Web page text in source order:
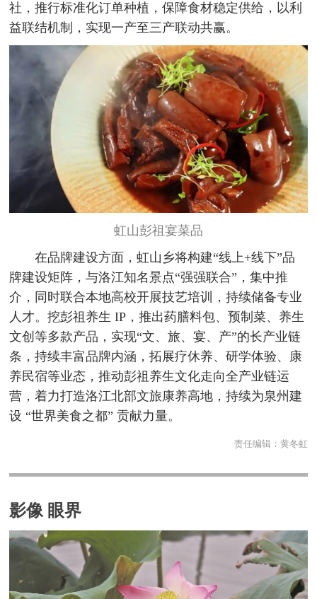
社，推行标准化订单种植，保障食材稳定供给，以利
益联结机制，实现一产至三产联动共赢。
虹山彭祖宴菜品
在品牌建设方面，虹山乡将构建“线上+线下”品
牌建设矩阵，与洛江知名景点“强强联合”，集中推
介，同时联合本地高校开展技艺培训，持续储备专业
人才。挖彭祖养生 IP，推出药膳料包、预制菜、养生
文创等多款产品，实现“文、旅、宴、产”的长产业链
条，持续丰富品牌内涵，拓展疗休养、研学体验、康
养民宿等业态，推动彭祖养生文化走向全产业链运
营，着力打造洛江北部文旅康养高地，持续为泉州建
设 “世界美食之都” 贡献力量。
责任编辑： 黄冬虹
影像 眼界